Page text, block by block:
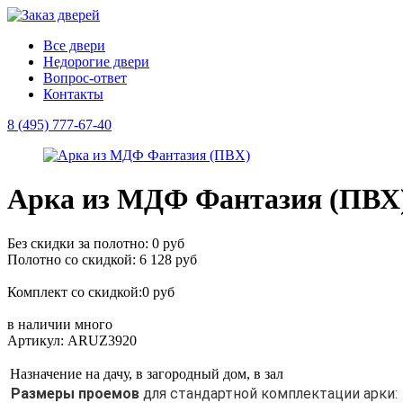
Все двери
Недорогие двери
Вопрос-ответ
Контакты
8 (495) 777-67-40
Арка из МДФ Фантазия
Без скидки за полотно: 0 руб
Полотно со скидкой: 6 128 руб
Комплект со скидкой:0 руб
в наличии много
Артикул: ARUZ3920
Назначение на дачу, в загородный дом, в зал
Размеры проемов для стандартной комплектации арки: